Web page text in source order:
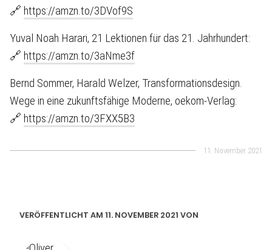
🔗 https://amzn.to/3DVof9S
Yuval Noah Harari, 21 Lektionen für das 21. Jahrhundert:
🔗 https://amzn.to/3aNme3f
Bernd Sommer, Harald Welzer, Transformationsdesign.
Wege in eine zukunftsfähige Moderne, oekom-Verlag:
🔗 https://amzn.to/3FXX5B3
11. November 2021
VERÖFFENTLICHT AM 11. NOVEMBER 2021 VON